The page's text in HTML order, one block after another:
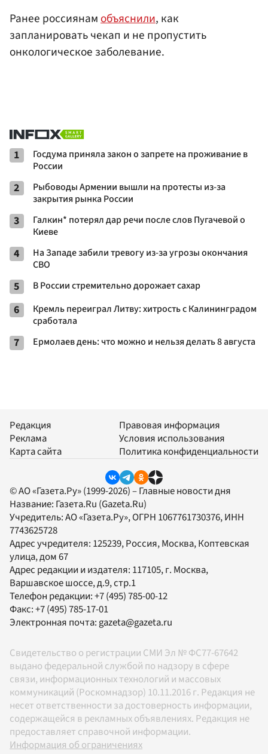
Ранее россиянамобъяснили, как
запланировать чекап и не пропустить
онкологическое заболевание.
1
Госдума приняла закон о запрете на проживание в
России
2
Рыбоводы Армении вышли на протесты из-за
закрытия рынка России
3
Галкин* потерял дар речи после слов Пугачевой о
Киеве
4
На Западе забили тревогу из-за угрозы окончания
СВО
5 В России стремительно дорожает сахар
6
Кремль переиграл Литву: хитрость с Калининградом
сработала
7 Ермолаев день: что можно и нельзя делать 8 августа
Редакция
Реклама
Карта сайта
Правовая информация
Условия использования
Политика конфиденциальности
© АО «Газета.Ру» (1999-2026) – Главные новости дня
Название: Газета.Ru (Gazeta.Ru)
Учредитель:АО «Газета.Ру», ОГРН 1067761730376, ИНН
7743625728
Адрес учредителя: 125239, Россия, Москва, Коптевская
улица, дом 67
Адрес редакции и издателя: 117105, г. Москва,
Варшавское шоссе, д.9, стр.1
Телефон редакции:+7 (495) 785-00-12
Факс:+7 (495) 785-17-01
Электронная почта: gazeta@gazeta.ru
Свидетельство о регистрации СМИ Эл № ФС77-67642
выдано федеральной службой по надзору в сфере
связи, информационных технологий и массовых
коммуникаций (Роскомнадзор) 10.11.2016 г. Редакция не
несет ответственности за достоверность информации,
содержащейся в рекламных объявлениях. Редакция не
предоставляет справочной информации.
Информация об ограничениях